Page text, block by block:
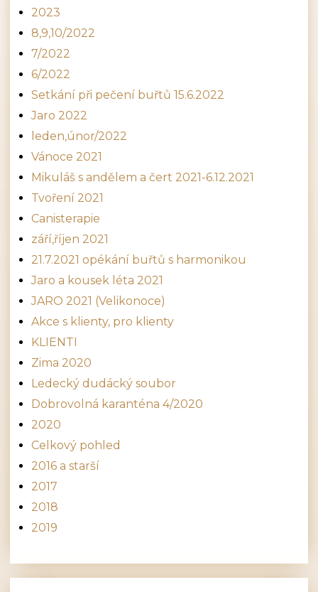
2023
8,9,10/2022
7/2022
6/2022
Setkání při pečení buřtů 15.6.2022
Jaro 2022
leden,únor/2022
Vánoce 2021
Mikuláš s andělem a čert 2021-6.12.2021
Tvoření 2021
Canisterapie
září,říjen 2021
21.7.2021 opékání buřtů s harmonikou
Jaro a kousek léta 2021
JARO 2021 (Velikonoce)
Akce s klienty, pro klienty
KLIENTI
Zima 2020
Ledecký dudácký soubor
Dobrovolná karanténa 4/2020
2020
Celkový pohled
2016 a starší
2017
2018
2019